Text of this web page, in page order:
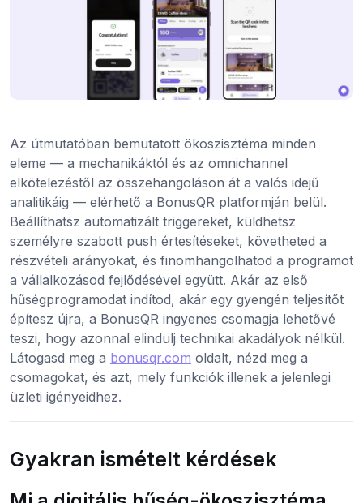
Az útmutatóban bemutatott ökoszisztéma minden
eleme — a mechanikáktól és az omnichannel
elkötelezéstől az összehangoláson át a valós idejű
analitikáig — elérhető a BonusQR platformján belül.
Beállíthatsz automatizált triggereket, küldhetsz
személyre szabott push értesítéseket, követheted a
részvételi arányokat, és finomhangolhatod a programot
a vállalkozásod fejlődésével együtt. Akár az első
hűségprogramodat indítod, akár egy gyengén teljesítőt
építesz újra, a BonusQR ingyenes csomagja lehetővé
teszi, hogy azonnal elindulj technikai akadályok nélkül.
Látogasd meg a bonusqr.com oldalt, nézd meg a
csomagokat, és azt, mely funkciók illenek a jelenlegi
üzleti igényeidhez.
Gyakran ismételt kérdések